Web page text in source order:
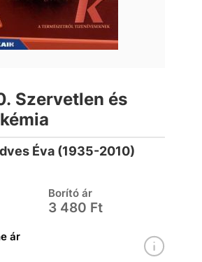
Szervetlen és
Éva (1935-2010)
Borító ár
3 480 Ft
ár